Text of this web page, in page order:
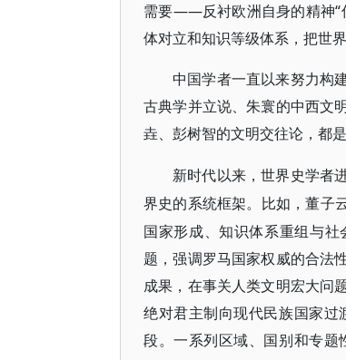
需要——反衬欧洲自身的精神“
体对立和知识等级体系，把世
中国学者一直以来努力构
古典学并立说、朱寰的中西文
垚、彭树智的文明交往论，都是
新时代以来，世界史学者
界史的系统框架。比如，董子
国家形成、知识体系重组与
题，强调罗马国家权威的合法
成果，在事关人类文明宏大问
绝对君主制向现代民族国家
段。一系列区域、国别和专